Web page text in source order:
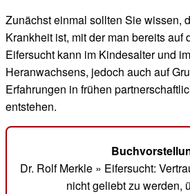
Zunächst einmal sollten Sie wissen,
Krankheit ist, mit der man bereits auf
Eifersucht kann im Kindesalter und
Heranwachsens, jedoch auch auf
Erfahrungen in frühen
entstehen.
Dr. Rolf Merkle » Eifersucht:
nicht geliebt zu werden,